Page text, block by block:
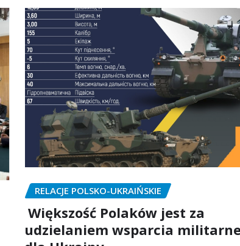
RELACJE POLSKO-UKRAIŃSKIE
Większość Polaków jest za
udzielaniem wsparcia